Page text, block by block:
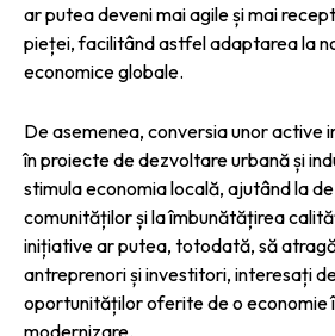
ar putea deveni mai agile și mai
pieței, facilitând astfel adaptarea la
economice globale.
De asemenea, conversia unor active
în proiecte de dezvoltare urbană și
stimula economia locală, ajutând la
comunităților și la îmbunătățirea
inițiative ar putea, totodată, să
antreprenori și investitori, interesați
oportunităților oferite de o economie
modernizare.